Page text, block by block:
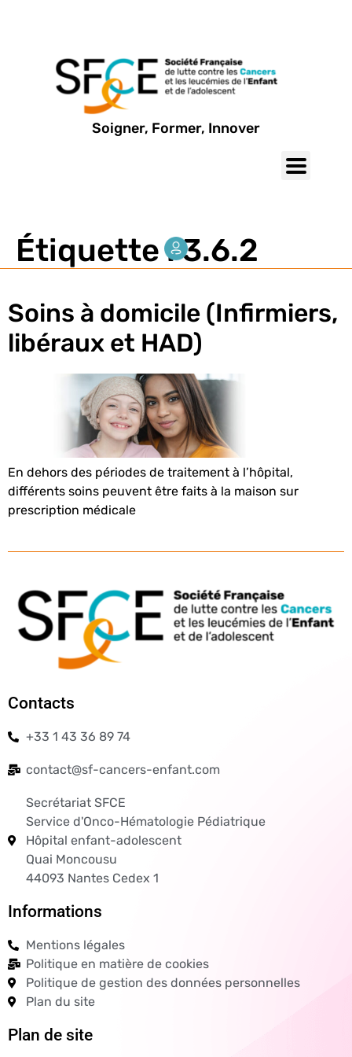
Soigner, Former, Innover
Étiquette :3.6.2
Soins à domicile (Infirmiers,
libéraux et HAD)
En dehors des périodes de traitement à l’hôpital,
différents soins peuvent être faits à la maison sur
prescription médicale
Contacts
+33 1 43 36 89 74
contact@sf-cancers-enfant.com
Secrétariat SFCE
Service d'Onco-Hématologie Pédiatrique
Hôpital enfant-adolescent
Quai Moncousu
44093 Nantes Cedex 1
Informations
Mentions légales
Politique en matière de cookies
Politique de gestion des données personnelles
Plan du site
Plan de site